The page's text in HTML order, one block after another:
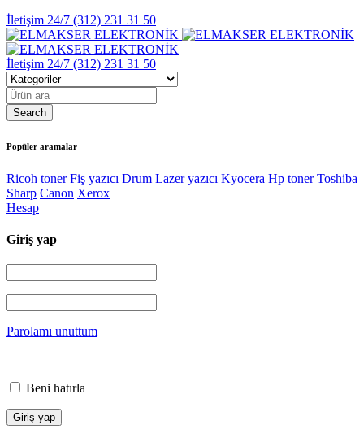
İletişim 24/7 (312) 231 31 50
İletişim 24/7 (312) 231 31 50
Popüler aramalar
Ricoh toner Fiş yazıcı Drum Lazer yazıcı Kyocera Hp toner Toshiba
Sharp Canon Xerox
Hesap
Giriş yap
Parolamı unuttum
Beni hatırla